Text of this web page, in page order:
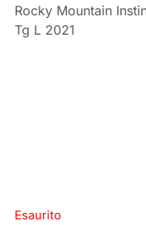
Rocky Mountain
Tg L 2021
Esaurito